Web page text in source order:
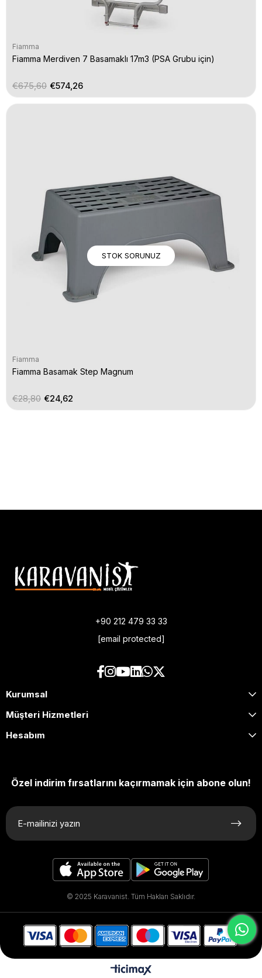
Fiamma
Fiamma Merdiven 7 Basamaklı 17m3 (PSA Grubu için)
€574,26
€675,60
STOK SORUNUZ
Fiamma
Fiamma Basamak Step Magnum
€24,62
€28,80
+90 212 479 33 33
[email protected]
Kurumsal
Müşteri Hizmetleri
Hesabım
Özel indirim fırsatlarını kaçırmamak için abone olun!
© 2025 Karavanist. Tüm Hakları Saklıdır.